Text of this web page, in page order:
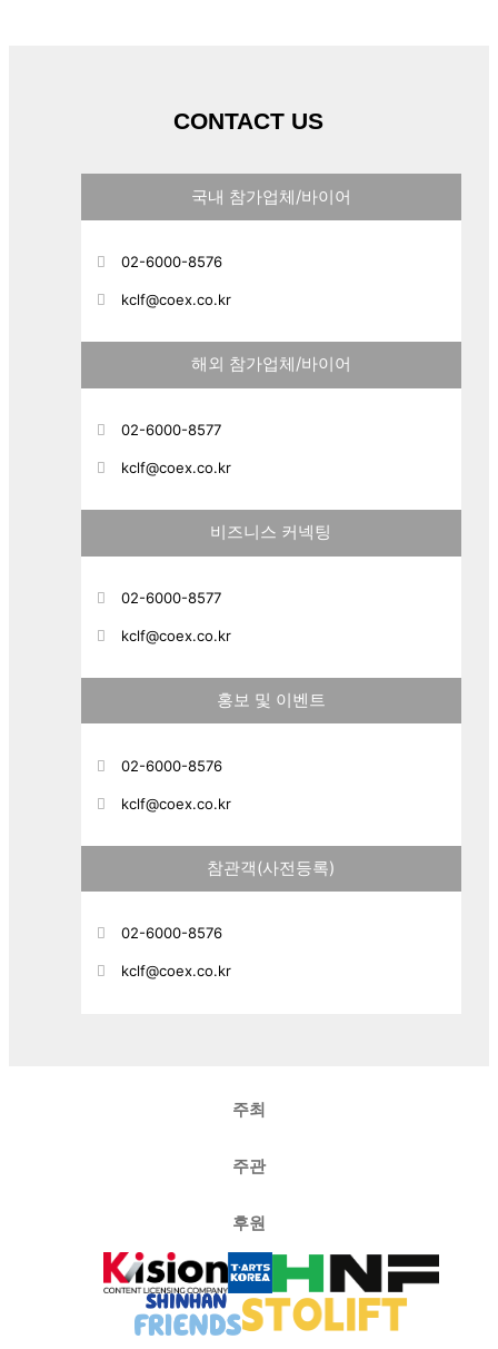
CONTACT US
국내 참가업체/바이어
02-6000-8576
kclf@coex.co.kr
해외 참가업체/바이어
02-6000-8577
kclf@coex.co.kr
비즈니스 커넥팅
02-6000-8577
kclf@coex.co.kr
홍보 및 이벤트
02-6000-8576
kclf@coex.co.kr
참관객(사전등록)
02-6000-8576
kclf@coex.co.kr
주최
주관
후원